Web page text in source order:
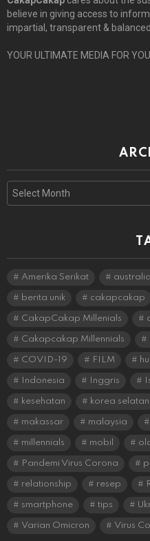
believe in giving access to
impartial, transparent &
YOUR ULTIMATE MEDIA FOR
Amerika Serikat australia
berita unik cakapcakap
CakapCakap Millenials
Cakapcakap Millennials
COVID-19 FILM
Indonesia Inggris
kesehatan korea selatan
makassar malaysia
millennials mobil
Pandemi Virus Corona
relationship resep
smartphone tips
Varian Omicron Virus